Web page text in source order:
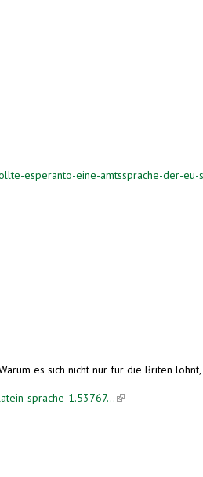
esperanto-eine-amtssprache-der-eu-
es sich nicht nur für die Briten
sprache-1.53767...(link is external)